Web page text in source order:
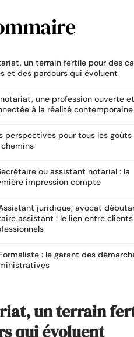
un terrain fertile pour des
et des parcours qui évoluent
une profession ouverte et
à la réalité contemporaine
perspectives pour tous les
chemins
ou assistant notarial : la
impression compte
juridique, avocat
assistant : le lien entre
: le garant des
un terrain
qui évoluent